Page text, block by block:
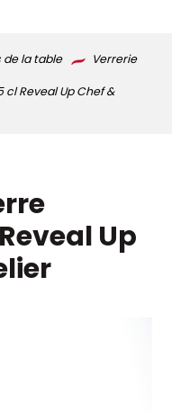
de la table
Verrerie
Reveal Up Chef &
Up